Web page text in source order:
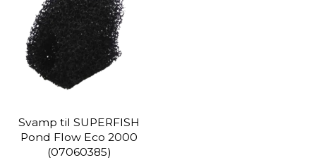
Svamp til SUPERFISH
Pond Flow Eco 2000
(07060385)